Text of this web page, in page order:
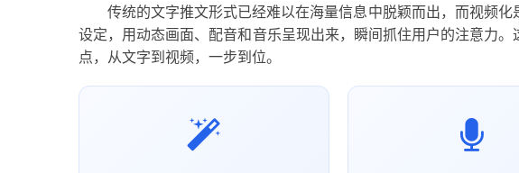
传统的文字推文形式已经难以在海量信息中脱颖而出，而视频
设定，用动态画面、配音和音乐呈现出来，瞬间抓住用户的注意力
点，从文字到视频，一步到位。